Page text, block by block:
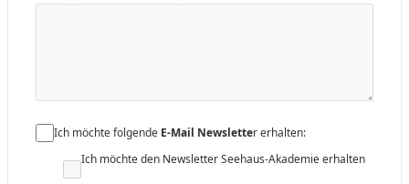
Ich möchte folgende E-Mail Newsletter erhalten:
Ich möchte den Newsletter Seehaus-Akademie erhalten